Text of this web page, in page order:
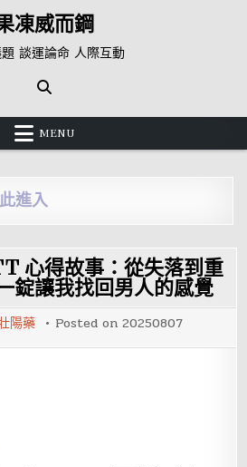
凍威而鋼
談運論命 人際互動
MENU
進入
心得故事：從失落到重
錠讓我找回男人的感覺
陽藥 Posted on 20250807